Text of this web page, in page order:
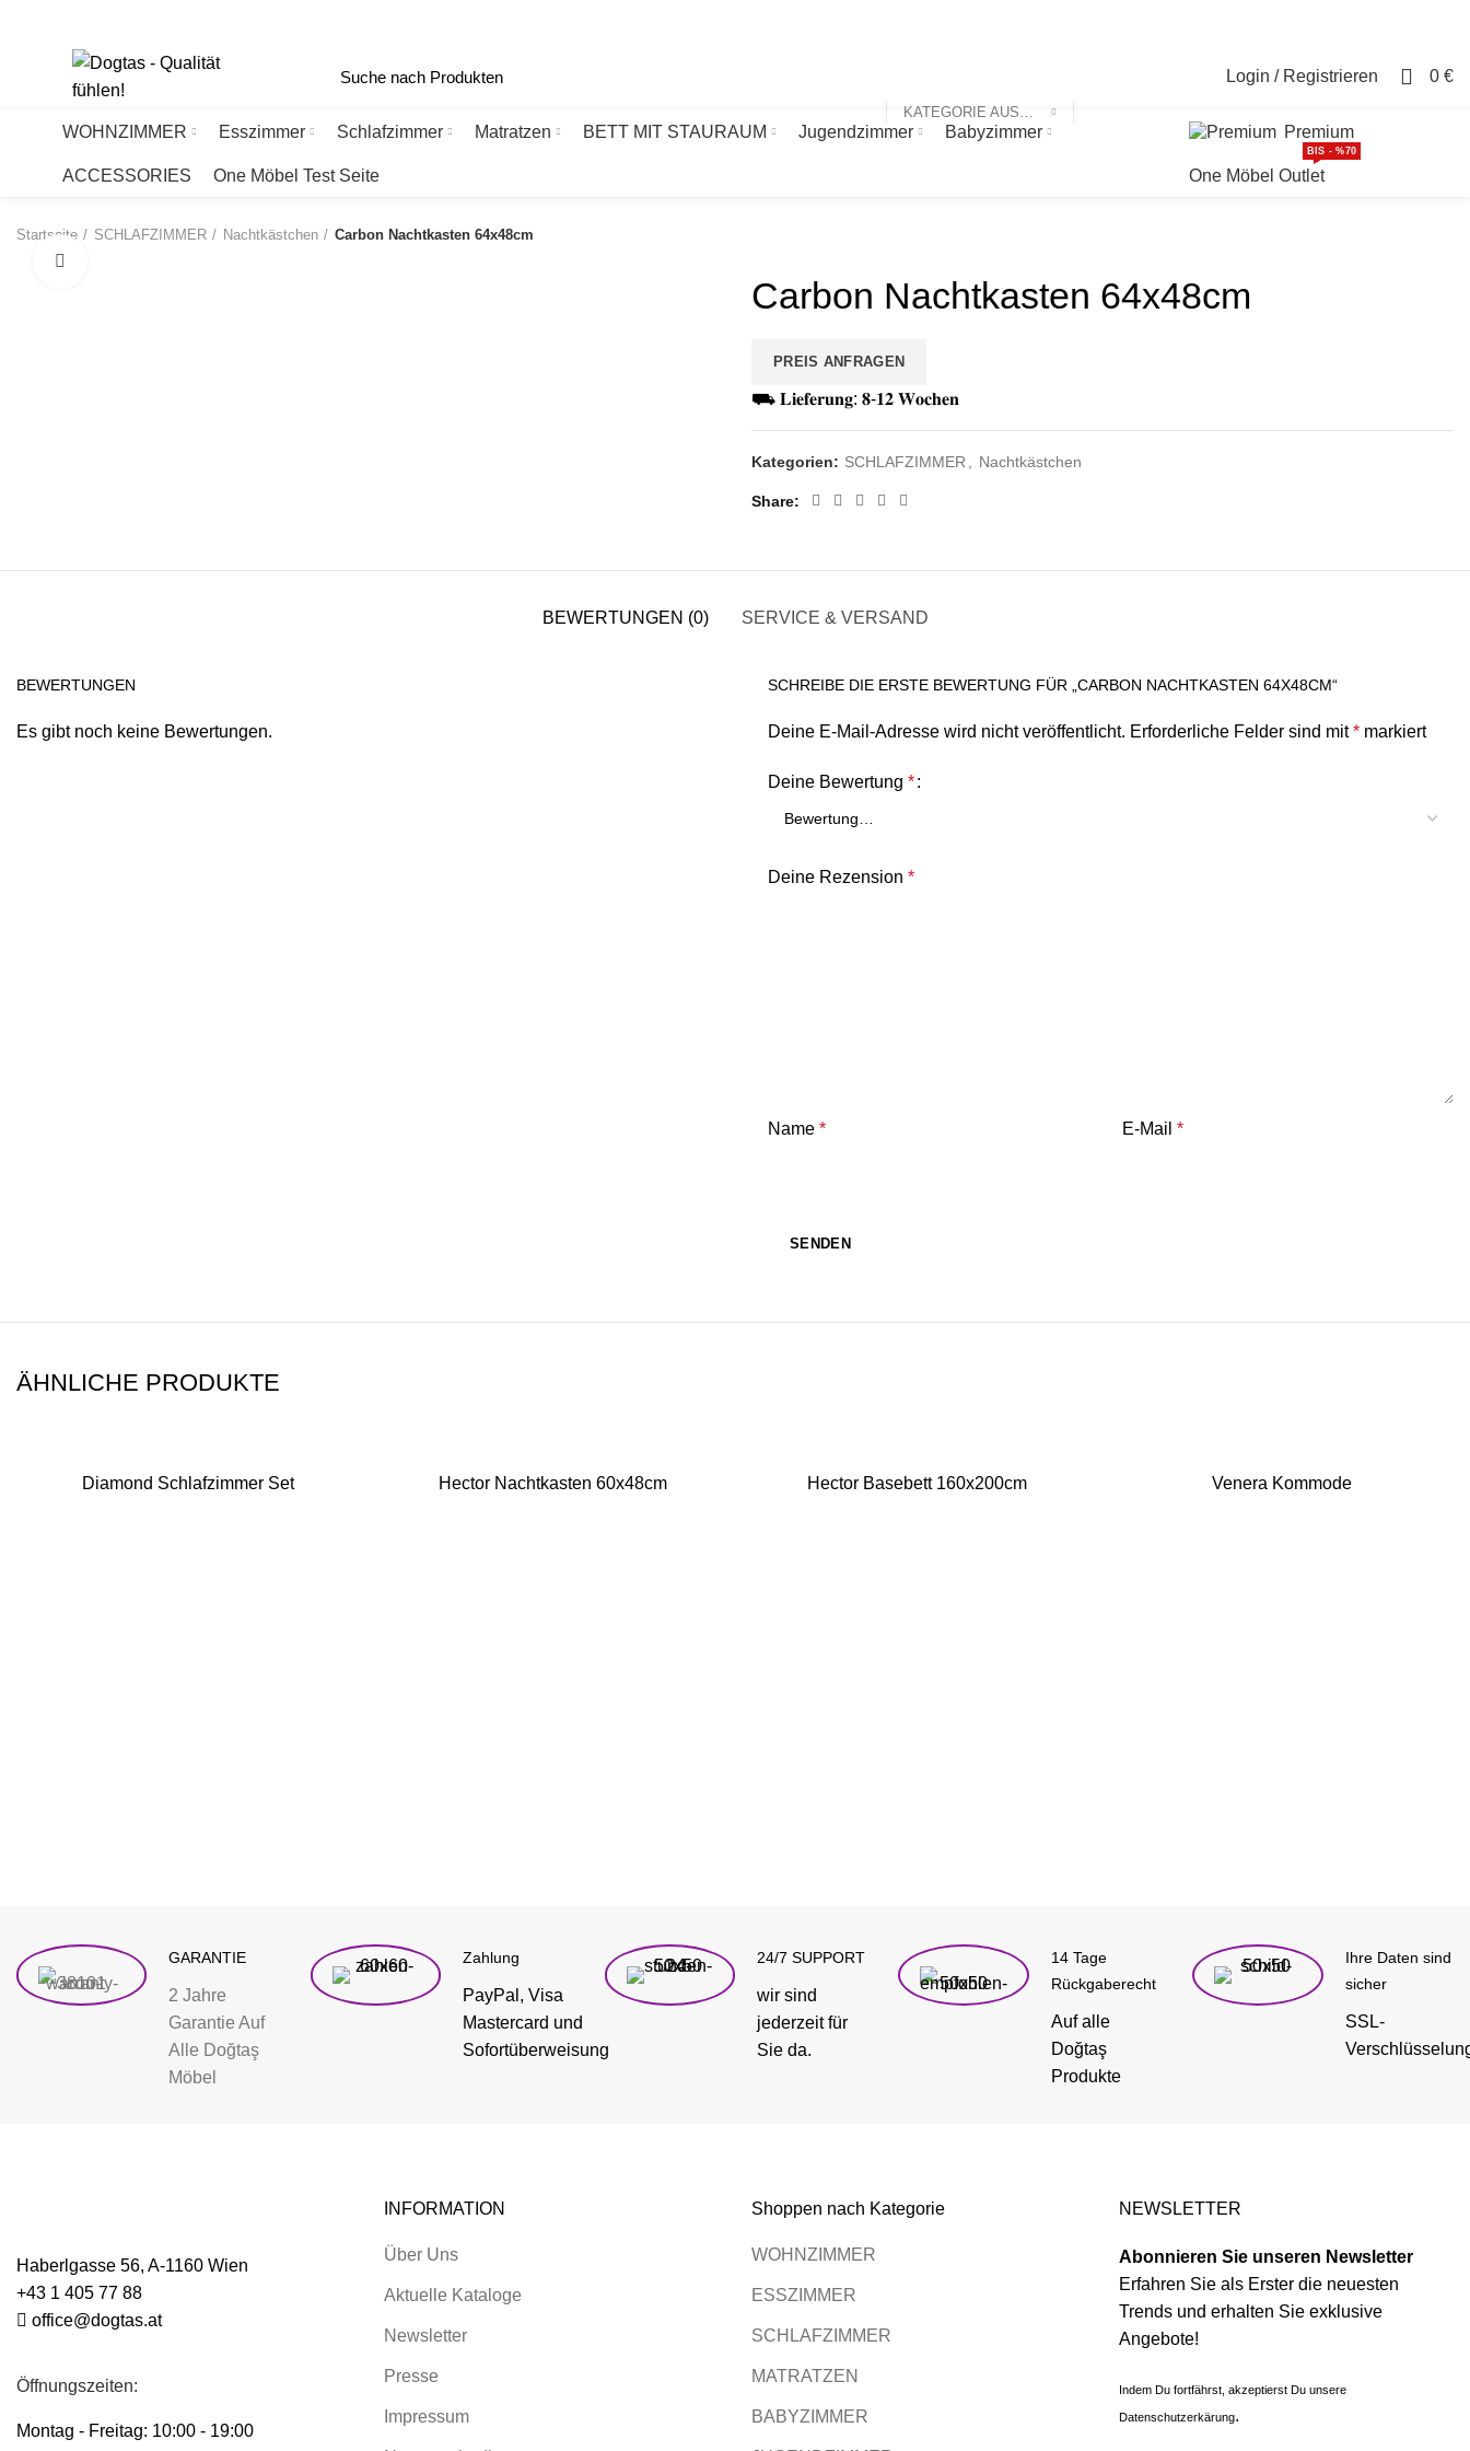
KATEGORIE AUSWÄHLEN
Login / Registrieren 0 €
WOHNZIMMER Esszimmer Schlafzimmer Matratzen BETT MIT STAURAUM Jugendzimmer Babyzimmer
ACCESSORIES One Möbel Test Seite
Premium
One Möbel Outlet
BIS - %70
Startseite SCHLAFZIMMER Nachtkästchen
Carbon Nachtkasten 64x48cm
Carbon Nachtkasten 64x48cm
PREIS ANFRAGEN
⛟ 𝐋𝐢𝐞𝐟𝐞𝐫𝐮𝐧𝐠: 𝟖-𝟏𝟐 𝐖𝐨𝐜𝐡𝐞𝐧
Kategorien: SCHLAFZIMMER Nachtkästchen
Share
BEWERTUNGEN (0) SERVICE & VERSAND
BEWERTUNGEN
Es gibt noch keine Bewertungen.
SCHREIBE DIE ERSTE BEWERTUNG FÜR „CARBON NACHTKASTEN 64X48CM“
Deine E-Mail-Adresse wird nicht veröffentlicht. Erforderliche Felder sind mit* markiert
Deine Bewertung *
Deine Rezension *
Name * E-Mail *
ÄHNLICHE PRODUKTE
Diamond Schlafzimmer Set Hector Nachtkasten 60x48cm Hector Basebett 160x200cm Venera Kommode
GARANTIE
2 Jahre
Garantie Auf
Alle Doğtaş
Möbel
Zahlung
PayPal, Visa
Mastercard und
Sofortüberweisung
24/7 SUPPORT
wir sind
jederzeit für
Sie da.
14 Tage
Rückgaberecht
Auf alle
Doğtaş
Produkte
Ihre Daten sind
sicher
SSL-
Haberlgasse 56, A-1160 Wien
+43 1 405 77 88
office@dogtas.at
Öffnungszeiten:
Montag - Freitag: 10:00 - 19:00
INFORMATION
Über Uns
Aktuelle Kataloge
Newsletter
Presse
Impressum
Shoppen nach Kategorie
WOHNZIMMER
ESSZIMMER
SCHLAFZIMMER
MATRATZEN
BABYZIMMER
NEWSLETTER
Abonnieren Sie unseren Newsletter
Erfahren Sie als Erster die neuesten
Trends und erhalten Sie exklusive
Angebote!
Indem Du fortfährst, akzeptierst Du unsere
Datenschutzerkärung.